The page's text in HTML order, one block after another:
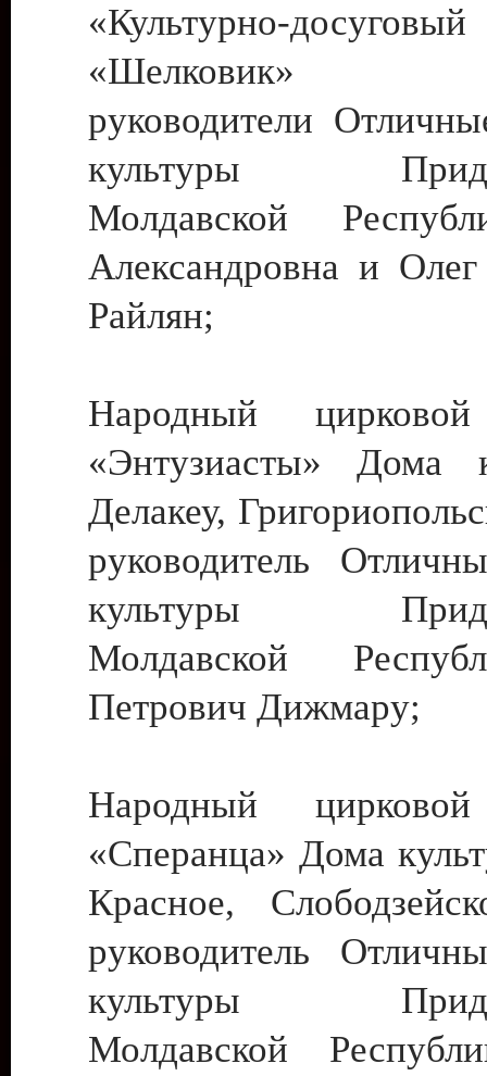
«Культурно-
«Шелковик»
руководители
культуры
Молдавской
Александровна и
Райлян;
Народный цирковой
«Энтузиасты» Дома
Делакеу,
руководитель
культуры
Молдавской
Петрович Дижмару;
Народный цирковой
«Сперанца» Дома
Красное,
руководитель
культуры
Молдавской